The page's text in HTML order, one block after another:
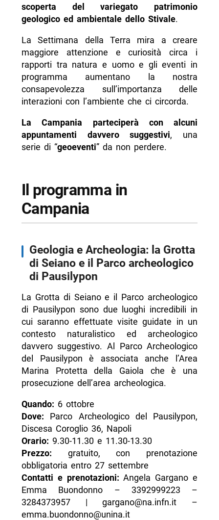
scoperta del variegato patrimonio
geologico ed ambientale dello Stivale.
La Settimana della Terra mira a creare
maggiore attenzione e curiosità circa i
rapporti tra natura e uomo e gli eventi in
programma aumentano la nostra
consapevolezza sull’importanza delle
interazioni con l’ambiente che ci circorda.
La Campania parteciperà con alcuni
appuntamenti davvero suggestivi, una
serie di “geoeventi” da non perdere.
Il programma in
Campania
Geologia e Archeologia: la Grotta
di Seiano e il Parco archeologico
di Pausilypon
La Grotta di Seiano e il Parco archeologico
di Pausilypon sono due luoghi incredibili in
cui saranno effettuate visite guidate in un
contesto naturalistico ed archeologico
davvero suggestivo. Al Parco Archeologico
del Pausilypon è associata anche l’Area
Marina Protetta della Gaiola che è una
prosecuzione dell’area archeologica.
Quando: 6 ottobre
Dove: Parco Archeologico del Pausilypon,
Discesa Coroglio 36, Napoli
Orario: 9.30-11.30 e 11.30-13.30
Prezzo: gratuito, con prenotazione
obbligatoria entro 27 settembre
Contatti e prenotazioni: Angela Gargano e
Emma Buondonno – 3392999223 –
3284373957 | gargano@na.infn.it –
emma.buondonno@unina.it